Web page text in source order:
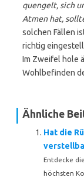
quengelt, sich
Atmen hat,
solchen Fällen
richtig
Im Zweifel hole
Wohlbefinden
Ähnliche
Hat die
Entdecke
höchsten